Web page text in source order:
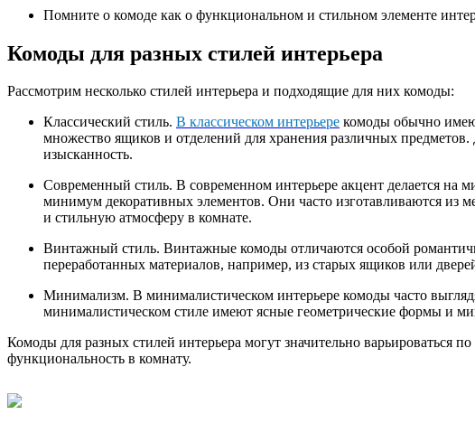
Помните о комоде как о функциональном и стильном элементе
Комоды для разных стилей интерьера
Рассмотрим несколько стилей интерьера и подходящие для них комоды:
Классический стиль. В классическом интерьере комоды обычно
множество ящиков и отделений для хранения различных
изысканность.
Современный стиль. В современном интерьере акцент делается
минимум декоративных элементов. Они часто изготавливаются из
и стильную атмосферу в комнате.
Винтажный стиль. Винтажные комоды отличаются особой
переработанных материалов, например, из старых ящиков или
Минимализм. В минималистическом интерьере комоды часто
минималистическом стиле имеют ясные геометрические формы и
Комоды для разных стилей интерьера могут значительно
функциональность в комнату.